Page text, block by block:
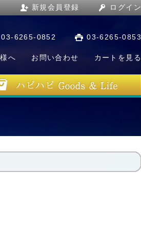
新規会員登録 ログイン
03-6265-0852 03-6265-0853
へ お問い合わせ カートを見る